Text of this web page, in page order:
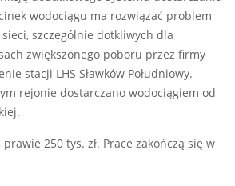
wodociągu ma rozwiązać problem
szczególnie dotkliwych dla
zwiększonego poboru przez firmy
stacji LHS Sławków Południowy.
rejonie dostarczano wodociągiem od
prawie 250 tys. zł. Prace zakończą się w